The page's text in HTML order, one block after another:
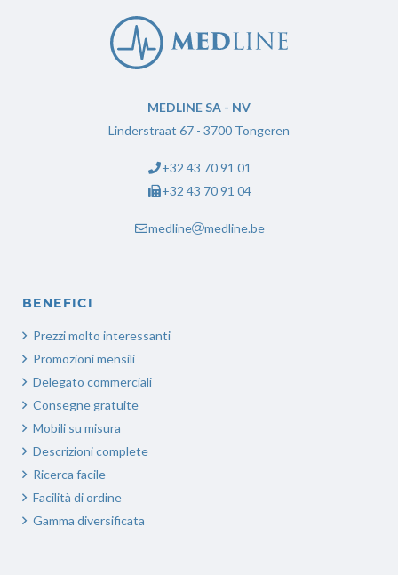
MEDLINE SA - NV
Linderstraat 67 - 3700 Tongeren
+32 43 70 91 01
+32 43 70 91 04
medline medline.be
BENEFICI
Prezzi molto interessanti
Promozioni mensili
Delegato commerciali
Consegne gratuite
Mobili su misura
Descrizioni complete
Ricerca facile
Facilità di ordine
Gamma diversificata